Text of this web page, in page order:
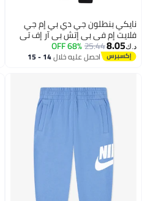
نايكي بنطلون جي دي بي إم جي
فلايت إم في بي إتش بي آر إف تي
د.ك‏8.05
25.44
68% OFF
احصل عليه خلال 14 - 15